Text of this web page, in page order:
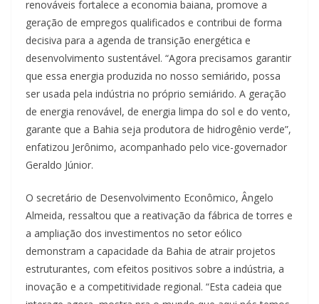
renováveis fortalece a economia baiana, promove a
geração de empregos qualificados e contribui de forma
decisiva para a agenda de transição energética e
desenvolvimento sustentável. “Agora precisamos garantir
que essa energia produzida no nosso semiárido, possa
ser usada pela indústria no próprio semiárido. A geração
de energia renovável, de energia limpa do sol e do vento,
garante que a Bahia seja produtora de hidrogênio verde”,
enfatizou Jerônimo, acompanhado pelo vice-governador
Geraldo Júnior.
O secretário de Desenvolvimento Econômico, Ângelo
Almeida, ressaltou que a reativação da fábrica de torres e
a ampliação dos investimentos no setor eólico
demonstram a capacidade da Bahia de atrair projetos
estruturantes, com efeitos positivos sobre a indústria, a
inovação e a competitividade regional. “Esta cadeia que